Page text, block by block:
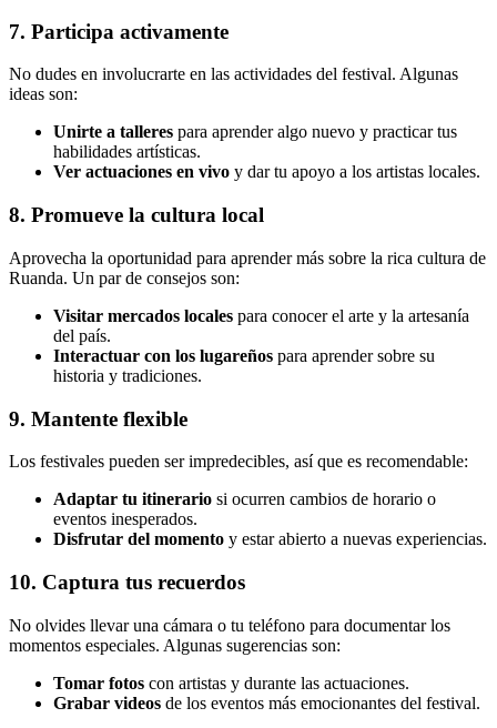
7. Participa activamente
No dudes en involucrarte en las actividades del festival. Algunas
ideas son:
Unirte a talleres para aprender algo nuevo y practicar tus
habilidades artísticas.
Ver actuaciones en vivo y dar tu apoyo a los artistas locales.
8. Promueve la cultura local
Aprovecha la oportunidad para aprender más sobre la rica cultura de
Ruanda. Un par de consejos son:
Visitar mercados locales para conocer el arte y la artesanía
del país.
Interactuar con los lugareños para aprender sobre su
historia y tradiciones.
9. Mantente flexible
Los festivales pueden ser impredecibles, así que es recomendable:
Adaptar tu itinerario si ocurren cambios de horario o
eventos inesperados.
Disfrutar del momento y estar abierto a nuevas experiencias.
10. Captura tus recuerdos
No olvides llevar una cámara o tu teléfono para documentar los
momentos especiales. Algunas sugerencias son:
Tomar fotos con artistas y durante las actuaciones.
Grabar videos de los eventos más emocionantes del festival.